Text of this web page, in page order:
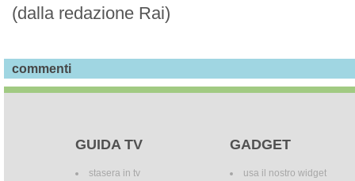
(dalla redazione Rai)
commenti
GUIDA TV
stasera in tv
GADGET
usa il nostro widget